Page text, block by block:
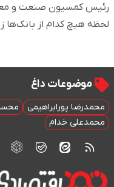
رئیس کمسیون صنعت و معدن
لحظه هیچ کدام از بانک‌ها
موضوعات داغ
محمدرضا پورابراهیمی
محمدعلی خدام